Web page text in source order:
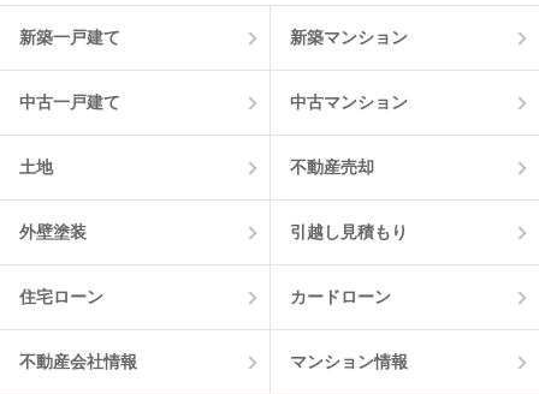
新築一戸建て 新築マンション
中古一戸建て 中古マンション
土地 不動産売却
外壁塗装 引越し見積もり
住宅ローン カードローン
不動産会社情報 マンション情報